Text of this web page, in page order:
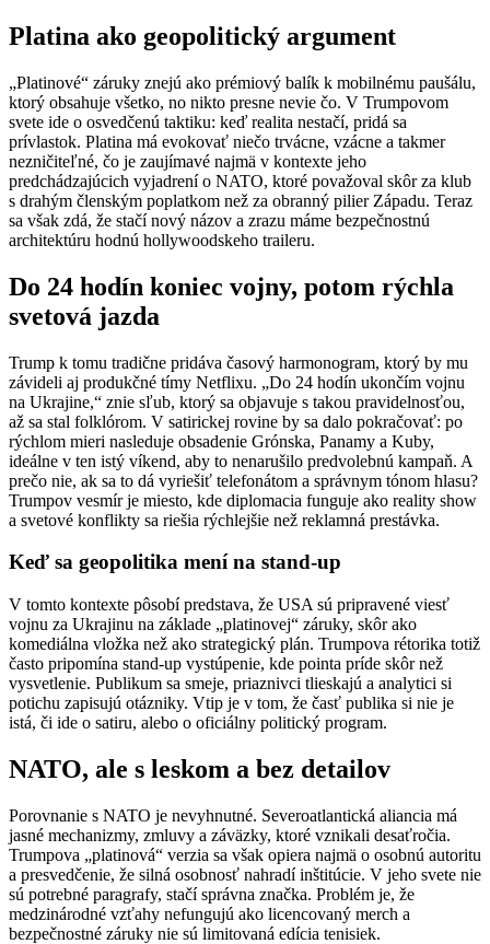
Platina ako geopolitický argument
„Platinové“ záruky znejú ako prémiový balík k mobilnému paušálu,
ktorý obsahuje všetko, no nikto presne nevie čo. V Trumpovom
svete ide o osvedčenú taktiku: keď realita nestačí, pridá sa
prívlastok. Platina má evokovať niečo trvácne, vzácne a takmer
nezničiteľné, čo je zaujímavé najmä v kontexte jeho
predchádzajúcich vyjadrení o NATO, ktoré považoval skôr za klub
s drahým členským poplatkom než za obranný pilier Západu. Teraz
sa však zdá, že stačí nový názov a zrazu máme bezpečnostnú
architektúru hodnú hollywoodskeho traileru.
Do 24 hodín koniec vojny, potom rýchla
svetová jazda
Trump k tomu tradične pridáva časový harmonogram, ktorý by mu
závideli aj produkčné tímy Netflixu. „Do 24 hodín ukončím vojnu
na Ukrajine,“ znie sľub, ktorý sa objavuje s takou pravidelnosťou,
až sa stal folklórom. V satirickej rovine by sa dalo pokračovať: po
rýchlom mieri nasleduje obsadenie Grónska, Panamy a Kuby,
ideálne v ten istý víkend, aby to nenarušilo predvolebnú kampaň. A
prečo nie, ak sa to dá vyriešiť telefonátom a správnym tónom hlasu?
Trumpov vesmír je miesto, kde diplomacia funguje ako reality show
a svetové konflikty sa riešia rýchlejšie než reklamná prestávka.
Keď sa geopolitika mení na stand-up
V tomto kontexte pôsobí predstava, že USA sú pripravené viesť
vojnu za Ukrajinu na základe „platinovej“ záruky, skôr ako
komediálna vložka než ako strategický plán. Trumpova rétorika totiž
často pripomína stand-up vystúpenie, kde pointa príde skôr než
vysvetlenie. Publikum sa smeje, priaznivci tlieskajú a analytici si
potichu zapisujú otázniky. Vtip je v tom, že časť publika si nie je
istá, či ide o satiru, alebo o oficiálny politický program.
NATO, ale s leskom a bez detailov
Porovnanie s NATO je nevyhnutné. Severoatlantická aliancia má
jasné mechanizmy, zmluvy a záväzky, ktoré vznikali desaťročia.
Trumpova „platinová“ verzia sa však opiera najmä o osobnú autoritu
a presvedčenie, že silná osobnosť nahradí inštitúcie. V jeho svete nie
sú potrebné paragrafy, stačí správna značka. Problém je, že
medzinárodné vzťahy nefungujú ako licencovaný merch a
bezpečnostné záruky nie sú limitovaná edícia tenisiek.